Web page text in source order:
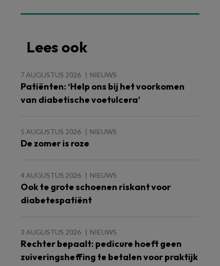
Lees ook
7 AUGUSTUS 2026 NIEUWS
Patiënten: ‘Help ons bij het voorkomen
van diabetische voetulcera’
5 AUGUSTUS 2026 NIEUWS
De zomer is roze
4 AUGUSTUS 2026 NIEUWS
Ook te grote schoenen riskant voor
diabetespatiënt
3 AUGUSTUS 2026 NIEUWS
Rechter bepaalt: pedicure hoeft geen
zuiveringsheffing te betalen voor praktijk